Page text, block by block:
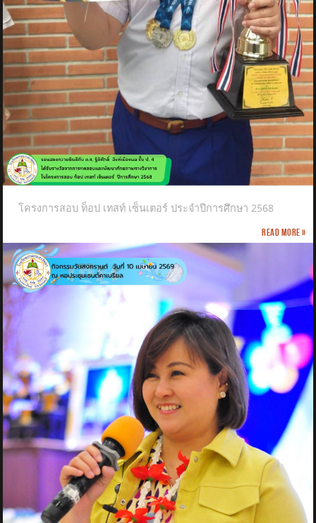
โครงการสอบ ท็อป เทสท์ เซ็นเตอร์ ประจำปีการศึกษา 2568
Read more »